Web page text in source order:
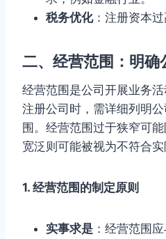
税务优化：注册资本过
二、经营范围：明确
经营范围是公司开展业务
注册公司时，需详细列明
围。经营范围过于狭窄可
宽泛则可能被视为不符合实
1. 经营范围的制定原则
实事求是 ：经营范围